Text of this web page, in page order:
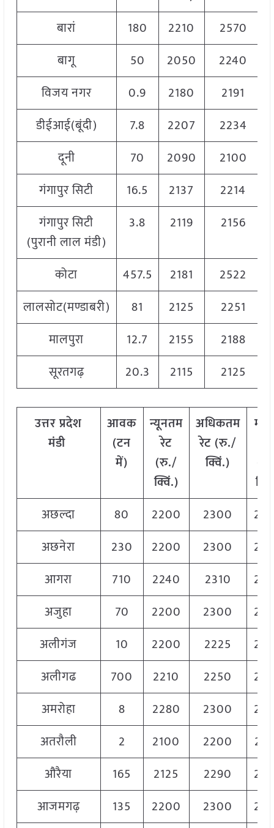
बारां
180 2210 2570
बागू
50 2050 2240
विजय नगर
0.9 2180 2191
डीईआई(बूंदी)
7.8 2207 2234
दूनी
70 2090 2100
गंगापुर सिटी
16.5 2137 2214
गंगापुर सिटी
(पुरानी लाल मंडी)
3.8 2119 2156
कोटा 457.5 2181 2522
लालसोट(मण्डाबरी)
81 2125 2251
मालपुरा
12.7 2155 2188
सूरतगढ़
20.3 2115 2125
उत्तरप्रदेश
मंडी
आवक
(टन
में)
न्यूनतम
रेट
(रु./
क्विं.)
अधिकतम
रेट (रु./
क्विं.)
अछल्दा
80 2200 2300
अछनेरा
230 2200 2300
आगरा
710 2240 2310
अजुहा
70 2200 2300
अलीगंज
10 2200 2225
अलीगढ
700 2210 2250
अमरोहा
8 2280 2300
अतरौली
2 2100 2200
औरैया
165 2125 2290
आजमगढ़
135 2200 2300